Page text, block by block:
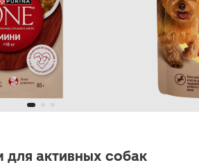
активных собак